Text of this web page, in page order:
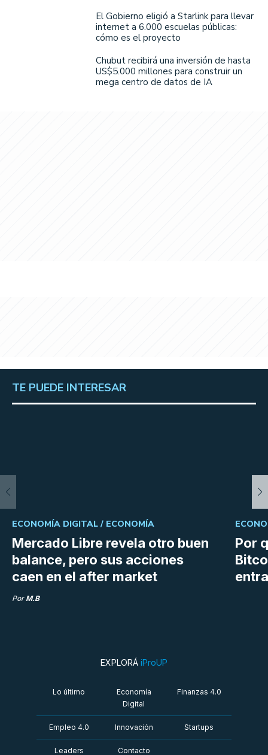
El Gobierno eligió a Starlink para llevar
internet a 6.000 escuelas públicas:
cómo es el proyecto
Chubut recibirá una inversión de hasta
US$5.000 millones para construir un
mega centro de datos de IA
TE PUEDE INTERESAR
Mercado Libre revela otro buen
balance, pero sus acciones
caen en el after market
ECONOMÍA DIGITAL / ECONOMÍA
Por M.B
Por
EXPLORÁ iProUP
Lo último
Economía
Digital
Finanzas 4.0
Empleo 4.0 Innovación Startups
Leaders Contacto